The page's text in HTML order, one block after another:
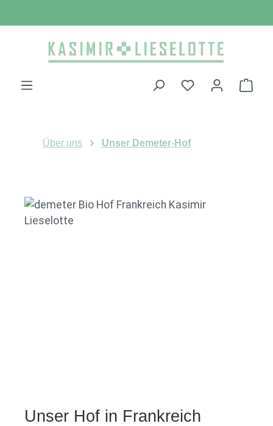
Zum Hauptinhalt springen
Über uns Unser Demeter-Hof
Unser Hof in Frankreich